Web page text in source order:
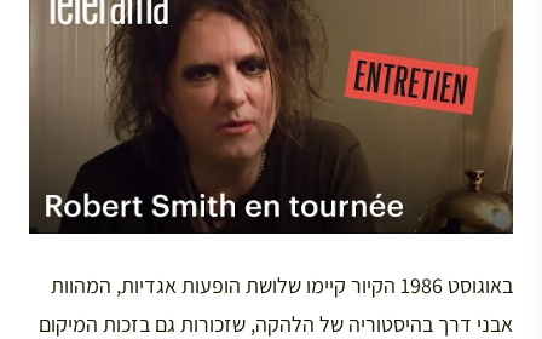
באוגוסט 1986 הקיור קיימו שלושת הופעות אגדיות, המהוות
אבני דרך בהיסטוריה של הלהקה, שזכורות גם בזכות המיקום